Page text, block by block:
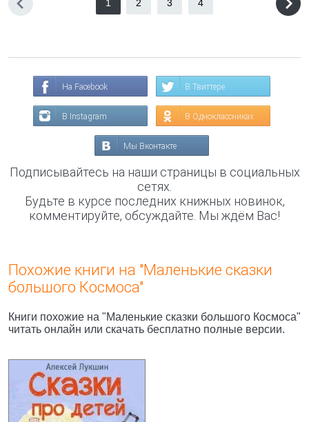
1 2 3 4
На Facebook В Твиттере
В Instagram В Одноклассниках
Мы Вконтакте
Подписывайтесь на наши страницы в социальных
сетях.
Будьте в курсе последних книжных новинок,
комментируйте, обсуждайте. Мы ждём Вас!
Похожие книги на "Маленькие сказки
большого Космоса"
Книги похожие на "Маленькие сказки большого Космоса"
читать онлайн или скачать бесплатно полные версии.